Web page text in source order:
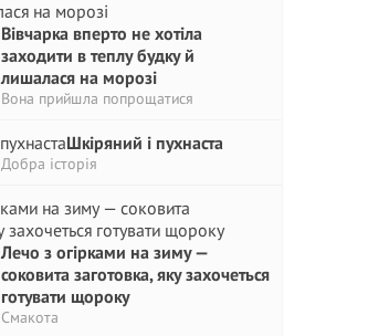
Вівчарка вперто не хотіла
заходити в теплу будку й
лишалася на морозі
Вона прийшла попрощатися
Шкіряний і пухнаста
Добра історія
Лечо з огірками на зиму —
соковита заготовка, яку захочеться
готувати щороку
Смакота